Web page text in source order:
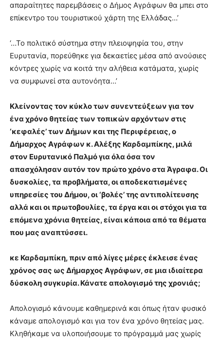
απαραίτητες παρεμβάσεις ο Δήμος Αγράφων θα μπει στο
επίκεντρο του τουριστικού χάρτη της Ελλάδας…’
‘…Το πολιτικό σύστημα στην πλειοψηφία του, στην
Ευρυτανία, πορεύθηκε για δεκαετίες μέσα από ανούσιες
κόντρες χωρίς να κοιτά την αλήθεια κατάματα, χωρίς
να συμφωνεί στα αυτονόητα…’
Κλείνοντας τον κύκλο των συνεντεύξεων για τον
ένα χρόνο θητείας των τοπικών αρχόντων στις
‘κεφαλές’ των Δήμων και της Περιφέρειας, ο
Δήμαρχος Αγράφων κ. Αλέξης Καρδαμπίκης, μιλά
στον Ευρυτανικό Παλμό για όλα όσα τον
απασχόλησαν αυτόν τον πρώτο χρόνο στα Άγραφα. Οι
δυσκολίες, τα προβλήματα, οι αποδεκατισμένες
υπηρεσίες του Δήμου, οι ‘βολές’ της αντιπολίτευσης
αλλά και οι πρωτοβουλίες, τα έργα και οι στόχοι για τα
επόμενα χρόνια θητείας, είναι κάποια από τα θέματα
που μας αναπτύσσει.
κε Καρδαμπίκη, πριν από λίγες μέρες έκλεισε ένας
χρόνος σας ως Δήμαρχος Αγράφων, σε μια ιδιαίτερα
δύσκολη συγκυρία. Κάνατε απολογισμό της χρονιάς;
Απολογισμό κάνουμε καθημερινά και όπως ήταν φυσικό
κάναμε απολογισμό και για τον ένα χρόνο θητείας μας.
Κληθήκαμε να υλοποιήσουμε το πρόγραμμά μας χωρίς